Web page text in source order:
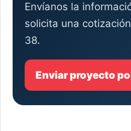
Envíanos la
solicita una
38.
Enviar proyecto